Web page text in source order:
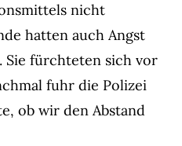
nicht
hatten auch Angst
Sie fürchteten sich vor
fuhr die Polizei
ob wir den Abstand